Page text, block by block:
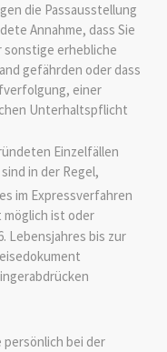
die Passausstellung
Annahme, dass Sie
sonstige erhebliche
gefährden oder dass
einer
Unterhaltspflicht
Einzelfällen
in der Regel,
im Expressverfahren
ist oder
Lebensjahres bis zur
persönlich bei der